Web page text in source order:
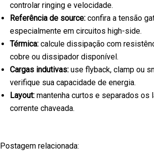
controlar ringing e velocidade.
Referência de source: confira a tensão
especialmente em circuitos high-side.
Térmica: calcule dissipação com
cobre ou dissipador disponível.
Cargas indutivas: use flyback, clamp ou
verifique sua capacidade de energia.
Layout: mantenha curtos e separados os
corrente chaveada.
Postagem relacionada: